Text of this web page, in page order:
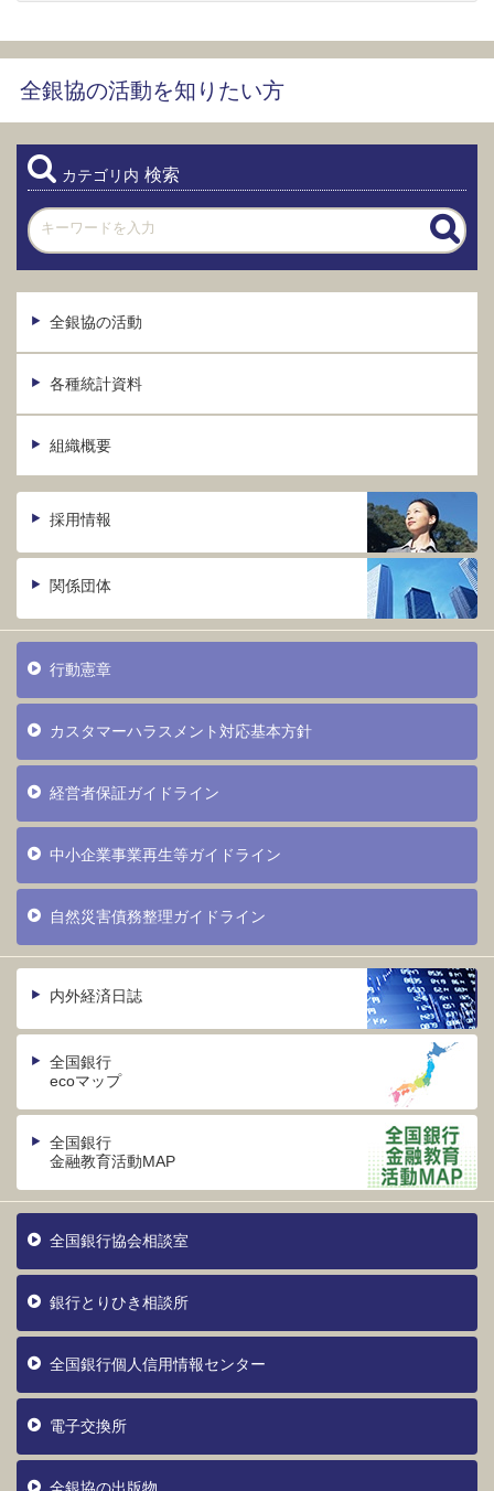
全銀協の活動を知りたい方
カテゴリ内 検索
全銀協の活動
各種統計資料
組織概要
採用情報
関係団体
行動憲章
カスタマーハラスメント対応基本方針
経営者保証ガイドライン
中小企業事業再生等ガイドライン
自然災害債務整理ガイドライン
内外経済日誌
全国銀行
ecoマップ
全国銀行
金融教育活動MAP
全国銀行協会相談室
銀行とりひき相談所
全国銀行個人信用情報センター
電子交換所